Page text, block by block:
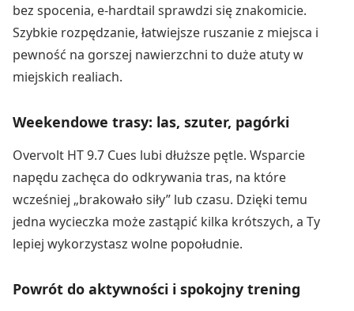
bez spocenia, e-hardtail sprawdzi się znakomicie.
Szybkie rozpędzanie, łatwiejsze ruszanie z miejsca i
pewność na gorszej nawierzchni to duże atuty w
miejskich realiach.
Weekendowe trasy: las, szuter, pagórki
Overvolt HT 9.7 Cues lubi dłuższe pętle. Wsparcie
napędu zachęca do odkrywania tras, na które
wcześniej „brakowało siły” lub czasu. Dzięki temu
jedna wycieczka może zastąpić kilka krótszych, a Ty
lepiej wykorzystasz wolne popołudnie.
Powrót do aktywności i spokojny trening